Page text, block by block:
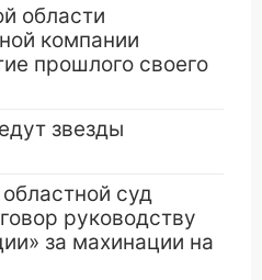
области
компании
прошлого своего
звезды
суд
руководству
за махинации на